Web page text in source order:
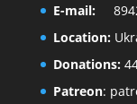
E-mail:
Location:
Donations:
Patreon: